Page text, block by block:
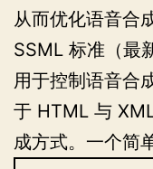
从而优化语音合
SSML 标准（最
用于控制语音合
于 HTML 与
成方式。一个简